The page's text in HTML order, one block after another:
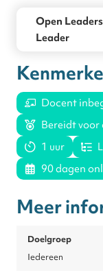
Open
Leader
Docent
Bereidt voor
1 uur
90 dagen
Meer
Doelgroep
Iedereen